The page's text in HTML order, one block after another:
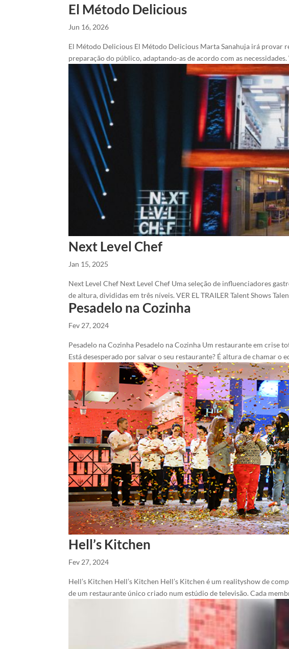
El Método Delicious
Jun 16, 2026
El Método Delicious El Método Delicious Marta Sanahuja irá provar
preparação do público, adaptando-as de acordo com as necessidades.
Next Level Chef
Jan 15, 2025
Next Level Chef Next Level Chef Uma seleção de influenciadores
de altura, divididas em três níveis. VER EL TRAILER Talent Shows
Pesadelo na Cozinha
Fev 27, 2024
Pesadelo na Cozinha Pesadelo na Cozinha Um restaurante em crise
Está desesperado por salvar o seu restaurante? É altura de chamar o
Hell’s Kitchen
Fev 27, 2024
Hell’s Kitchen Hell’s Kitchen Hell’s Kitchen é um realityshow de
de um restaurante único criado num estúdio de televisão. Cada